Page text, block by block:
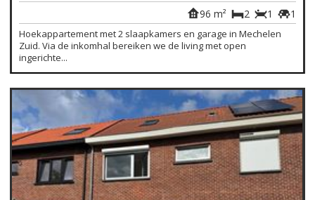
1
1
2
96 m²
Hoekappartement met 2 slaapkamers en garage in Mechelen
Zuid. Via de inkomhal bereiken we de living met open
ingerichte...